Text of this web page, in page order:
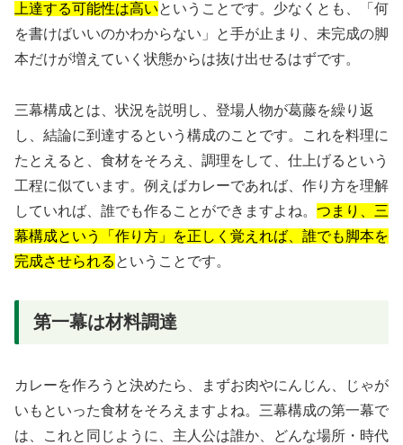
上達する可能性は高いということです。少なくとも、「何
を書けばいいのかわからない」と手が止まり、未完成の脚
本だけが増えていく状態からは抜け出せるはずです。
三幕構成とは、状況を説明し、登場人物が葛藤を繰り返
し、結論に到達するという構成のことです。これを料理に
たとえると、食材をそろえ、調理をして、仕上げるという
工程に似ています。例えばカレーであれば、作り方を理解
していれば、誰でも作ることができますよね。 つまり、三
幕構成という「作り方」を正しく覚えれば、誰でも脚本を
完成させられる ということです。
第一幕は材料調達
カレーを作ろうと決めたら、まずお肉やにんじん、じゃが
いもといった食材をそろえますよね。三幕構成の第一幕で
は、これと同じように、主人公は誰か、どんな場所・時代